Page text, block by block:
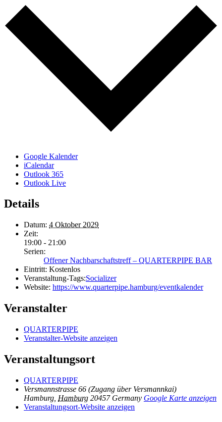
Google Kalender
iCalendar
Outlook 365
Outlook Live
Details
Datum: 4 Oktober 2029
Zeit:
19:00 - 21:00
Serien:
Offener Nachbarschaftstreff – QUARTERPIPE BAR
Eintritt: Kostenlos
Veranstaltung-Tags:Socializer
Website: https://www.quarterpipe.hamburg/eventkalender
Veranstalter
QUARTERPIPE
Veranstalter-Website anzeigen
Veranstaltungsort
QUARTERPIPE
Versmannstrasse 66 (Zugang über Versmannkai)
Hamburg Hamburg 20457 Germany Google Karte anzeigen
Veranstaltungsort-Website anzeigen